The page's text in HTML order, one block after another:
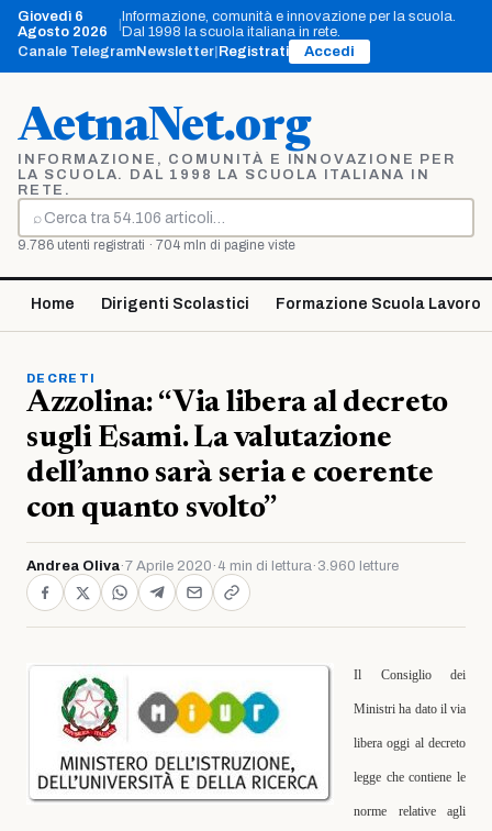
Vai
contenuto
Giovedì 6
Agosto 2026
Informazione, comunità e innovazione per la scuola.
Dal 1998 la scuola italiana in rete.
Canale TelegramNewsletter Registrati Accedi
AetnaNet.org
INFORMAZIONE, COMUNITÀ E INNOVAZIONE PER
LA SCUOLA. DAL 1998 LA SCUOLA ITALIANA IN
RETE.
⌕
Cerca
9.786 utenti registrati · 704 mln di pagine viste
Home Dirigenti Scolastici Formazione Scuola Lavoro
DECRETI
Azzolina: “Via libera al decreto
sugli Esami. La valutazione
dell’anno sarà seria e coerente
con quanto svolto”
Andrea Oliva·7 Aprile 2020 · 4 min di lettura· 3.960 letture
Il Consiglio dei
Ministri ha dato il via
libera oggi al decreto
legge che contiene le
norme relative agli